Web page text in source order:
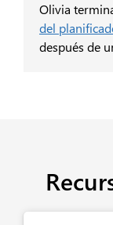
Olivia
del
después de